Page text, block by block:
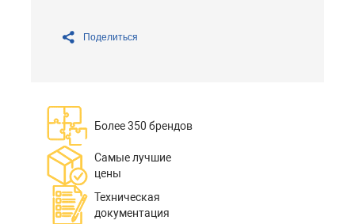
Поделиться
Более 350 брендов
Самые лучшие
цены
Техническая
документация